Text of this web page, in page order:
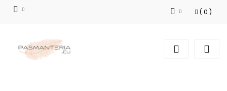
( 0 )